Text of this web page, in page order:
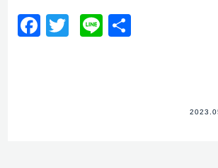
Facebook
Twitter
Line